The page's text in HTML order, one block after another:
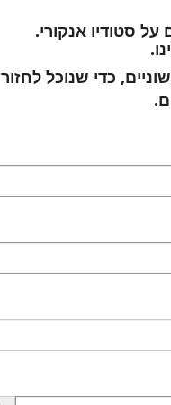
סטודיו אנקורי.
כדי שנוכל לחזור